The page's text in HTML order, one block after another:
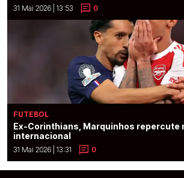
31 Mai 2026 | 13:53 0
FUTEBOL
Ex-Corinthians, Marquinhos repercute
internacional
31 Mai 2026 | 13:31 0